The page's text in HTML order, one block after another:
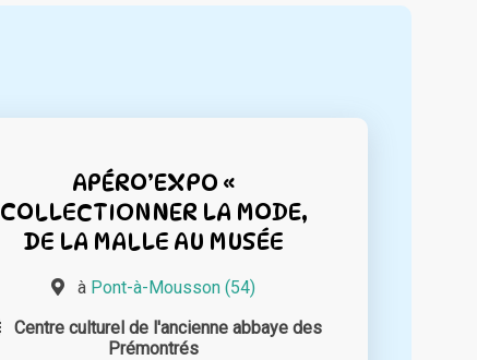
APÉRO’EXPO «
COLLECTIONNER LA MODE,
DE LA MALLE AU MUSÉE
à Pont-à-Mousson (54)
Centre culturel de l'ancienne abbaye des
Prémontrés